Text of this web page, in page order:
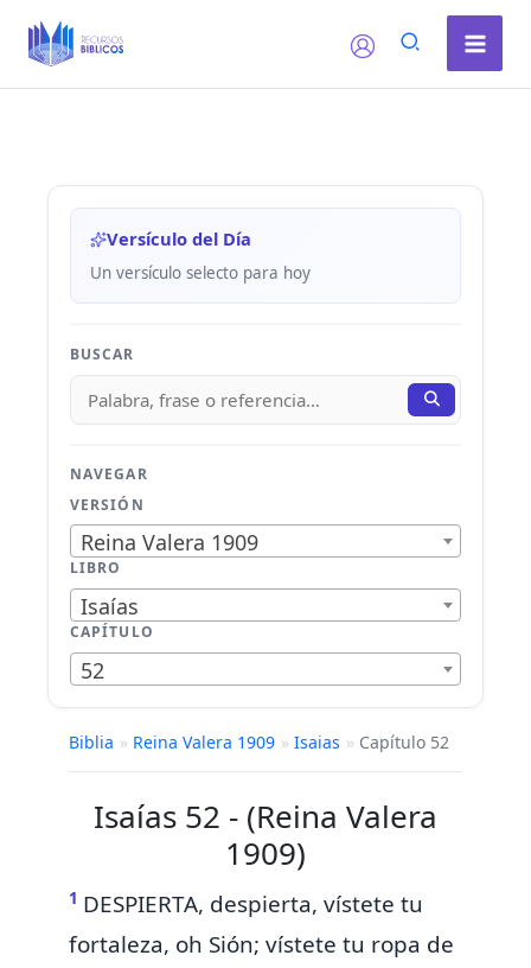
Versículo del Día
Un versículo selecto para hoy
BUSCAR
NAVEGAR
VERSIÓN
Reina Valera 1909
LIBRO
Isaías
CAPÍTULO
52
Biblia » Reina Valera 1909 » Isaias » Capítulo 52
Isaías 52 - (Reina Valera
1909)
1 DESPIERTA, despierta, vístete tu
fortaleza, oh Sión; vístete tu ropa de